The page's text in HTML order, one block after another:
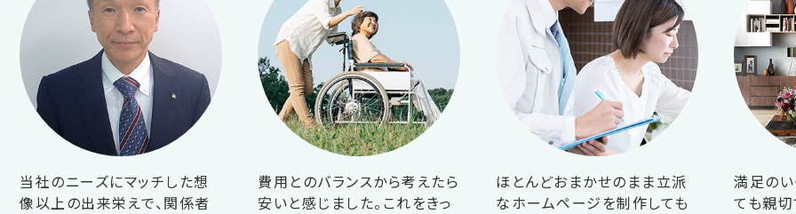
当社のニーズにマッチした想
像以上の出来栄えで、関係者
費用とのバランスから考えたら
安いと感じました。これをきっ
ほとんどおまかせのまま立派
なホームページを制作しても
満足のい
ても親切